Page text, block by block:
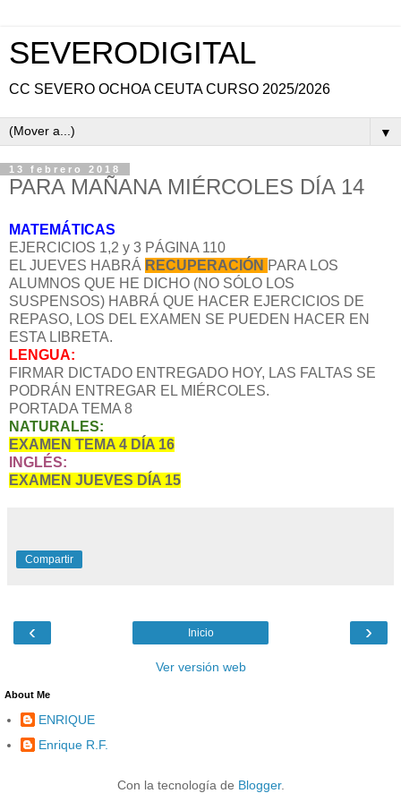
SEVERODIGITAL
CC SEVERO OCHOA CEUTA CURSO 2025/2026
▼
13 febrero 2018
PARA MAÑANA MIÉRCOLES DÍA 14
MATEMÁTICAS
EJERCICIOS 1,2 y 3 PÁGINA 110
EL JUEVES HABRÁ RECUPERACIÓN PARA LOS
ALUMNOS QUE HE DICHO (NO SÓLO LOS
SUSPENSOS) HABRÁ QUE HACER EJERCICIOS DE
REPASO, LOS DEL EXAMEN SE PUEDEN HACER EN
ESTA LIBRETA.
LENGUA:
FIRMAR DICTADO ENTREGADO HOY, LAS FALTAS SE
PODRÁN ENTREGAR EL MIÉRCOLES.
PORTADA TEMA 8
NATURALES:
EXAMEN TEMA 4 DÍA 16
INGLÉS:
EXAMEN JUEVES DÍA 15
Compartir
‹ ›
Inicio
Ver versión web
About Me
ENRIQUE
Enrique R.F.
Con la tecnología de Blogger.